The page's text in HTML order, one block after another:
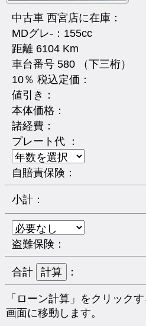
中古車 西宮店に在庫：
MDグレ- ：155cc
距離 6104 Km
車台番号 580 （下三桁）
10％ 税込定価：
値引き：
本体価格：
諸経費：
プレート代 ：
自賠責保険：
小計：
盗難保険：
合計 ：
「ローン計算」をクリック
画面に移動します。